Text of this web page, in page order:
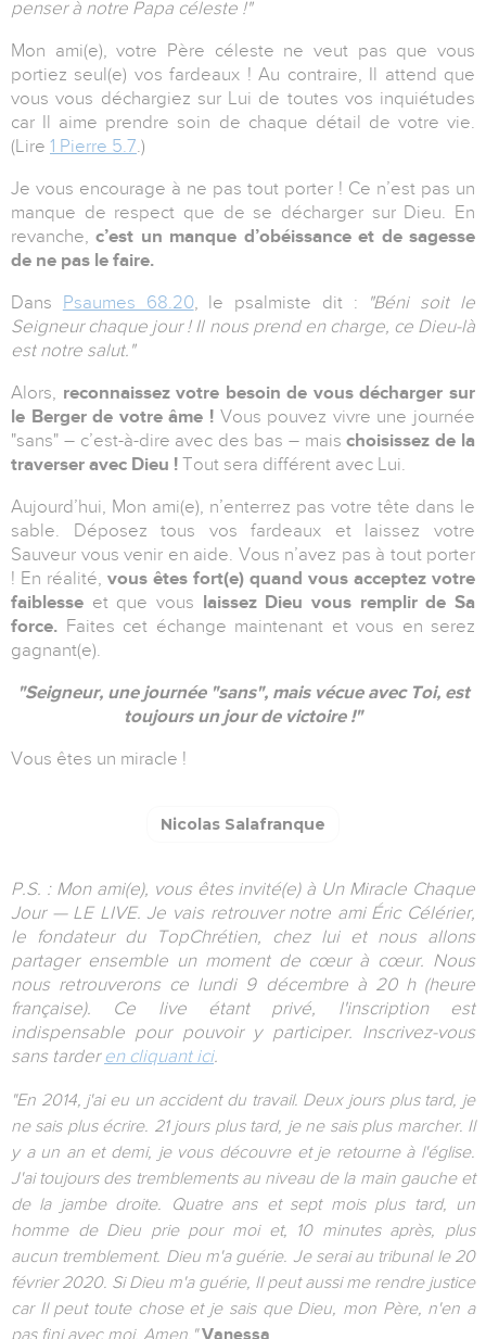
penser à notre Papa céleste !"
Mon ami(e), votre Père céleste ne veut pas que vous
portiez seul(e) vos fardeaux ! Au contraire, Il attend que
vous vous déchargiez sur Lui de toutes vos inquiétudes
car Il aime prendre soin de chaque détail de votre vie.
(Lire 1 Pierre 5.7.)
Je vous encourage à ne pas tout porter ! Ce n’est pas un
manque de respect que de se décharger sur Dieu. En
revanche,c’est un manque d’obéissance et de sagesse
de ne pas le faire.
Dans Psaumes 68.20, le psalmiste dit :
"Béni soit le
Seigneur chaque jour ! Il nous prend en charge, ce Dieu-là
est notre salut."
Alors, reconnaissez votre besoin de vous décharger sur
le Berger de votre âme ! Vous pouvez vivre une journée
"sans" – c’est-à-dire avec des bas – maischoisissez de la
traverser avec Dieu ! Tout sera différent avec Lui.
Aujourd’hui, Mon ami(e), n’enterrez pas votre tête dans le
sable. Déposez tous vos fardeaux et laissez votre
Sauveur vous venir en aide. Vous n’avez pas à tout porter
! En réalité, vous êtes fort(e) quand vous acceptez votre
faiblesse et que vous
laissez Dieu vous remplir de Sa
force. Faites cet échange maintenant et vous en serez
gagnant(e).
"Seigneur, une journée "sans", mais vécue avec Toi, est
toujours un jour de victoire !"
Vous êtes un miracle !
Nicolas Salafranque
P.S. : Mon ami(e), vous êtes invité(e) à Un Miracle Chaque
Jour — LE LIVE. Je vais retrouver notre ami Éric Célérier,
le fondateur du TopChrétien, chez lui et nous allons
partager ensemble un moment de cœur à cœur. Nous
nous retrouverons ce lundi 9 décembre à 20 h (heure
française). Ce live étant privé, l'inscription est
indispensable pour pouvoir y participer. Inscrivez-vous
sans tarder en cliquant ici.
"En 2014, j'ai eu un accident du travail. Deux jours plus tard, je
ne sais plus écrire. 21 jours plus tard, je ne sais plus marcher. Il
y a un an et demi, je vous découvre et je retourne à l'église.
J'ai toujours des tremblements au niveau de la main gauche et
de la jambe droite. Quatre ans et sept mois plus tard, un
homme de Dieu prie pour moi et, 10 minutes après, plus
aucun tremblement. Dieu m'a guérie. Je serai au tribunal le 20
février 2020. Si Dieu m'a guérie, Il peut aussi me rendre justice
car Il peut toute chose et je sais que Dieu, mon Père, n'en a
pas fini avec moi. Amen."Vanessa